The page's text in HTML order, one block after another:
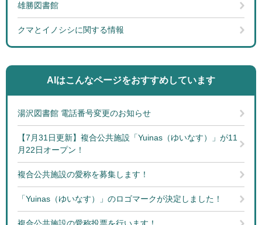
雄勝図書館
クマとイノシシに関する情報
AIはこんなページをおすすめしています
湯沢図書館 電話番号変更のお知らせ
【7月31日更新】複合公共施設「Yuinas（ゆいなす）」が11
月22日オープン！
複合公共施設の愛称を募集します！
「Yuinas（ゆいなす）」のロゴマークが決定しました！